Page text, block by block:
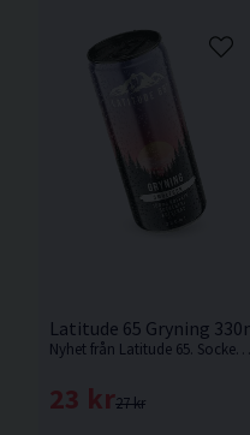
Latitude 65 Gryning
Nyhet från Latitude 65. Sockerfri energidryck med smak av smultron.
27 kr
23 kr